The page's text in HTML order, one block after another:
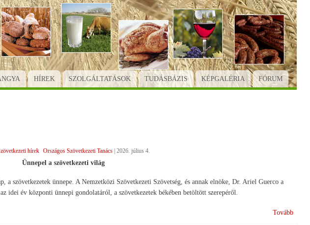
HÍREK SZOLGÁLTATÁSOK TUDÁSBÁZIS KÉPGALÉRIA FÓRUM
hírek Országos Szövetkezeti Tanács 2026. július 4.
Ünnepel a szövetkezeti világ
a szövetkezetek ünnepe. A Nemzetközi Szövetkezeti Szövetség, és annak elnöke, Dr. Ariel Guerco a
idei év központi ünnepi gondolatáról, a szövetkezetek békében betöltött szerepéről.
Tovább